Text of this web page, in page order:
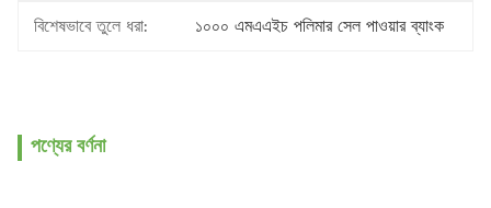
বিশেষভাবে তুলে ধরা: ১০০০ এমএএইচ পলিমার সেল পাওয়ার ব্যাংক
পণ্যের বর্ণনা